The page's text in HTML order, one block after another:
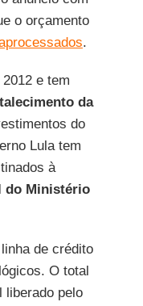
o orçamento
.
e tem
da
do
Lula tem
à
do Ministério
de crédito
O total
liberado pelo